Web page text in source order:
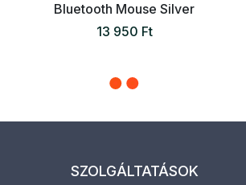
Bluetooth Mouse Silver
13 950 Ft
SZOLGÁLTATÁSOK